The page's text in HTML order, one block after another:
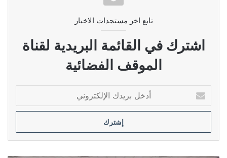
تابع اخر مستجدات الاخبار
اشترك في القائمة البريدية لقناة
الموقف الفضائية
بريدك
الإلكتروني